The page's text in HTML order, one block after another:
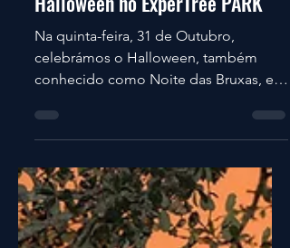
Arborismo Assombrado -
Halloween no ExperTree PARK
Na quinta-feira, 31 de Outubro,
conhecido como Noite das Bruxas, e
nada melhor para celebrar esta data!